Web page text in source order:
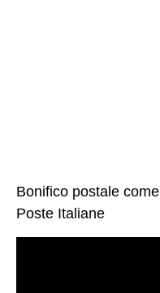
Bonifico postale
Poste Italiane